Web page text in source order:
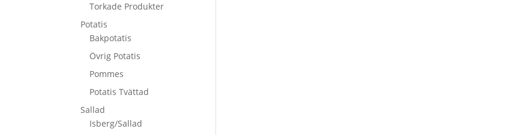
Torkade Produkter
Potatis
Bakpotatis
Övrig Potatis
Pommes
Potatis Tvättad
Sallad
Isberg/Sallad